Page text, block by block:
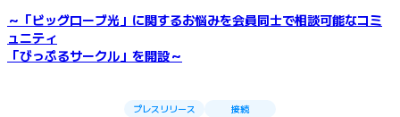
～「ビッグローブ光」に関するお悩みを会員同士で相談可能なコミ
ュニティ
「びっぷるサークル」を開設～
プレスリリース 接続